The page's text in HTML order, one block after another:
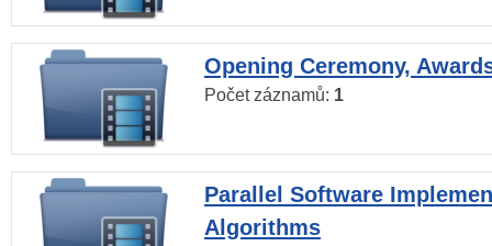
Opening Ceremony,
Počet záznamů: 1
Parallel Software
Algorithms